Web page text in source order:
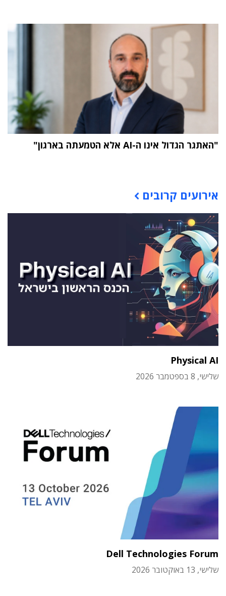
"האתגר הגדול אינו ה-AI אלא הטמעתה בארגון"
אירועים קרובים
Physical AI
שלישי, 8 בספטמבר 2026
Dell Technologies Forum
שלישי, 13 באוקטובר 2026